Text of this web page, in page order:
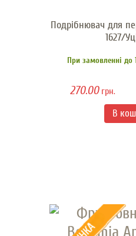
Подрібнювач для
1627/
При замовленні до
270.00грн.